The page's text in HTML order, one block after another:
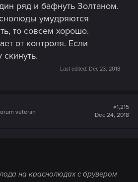
ряд и бафнуть Золтаном.
умудряются
то совсем хорошо.
от контроля. Если
скинуть.
Last edited: Dec 23, 2018
veteran
#1,215
Dec 24, 2018
на краснолюдах с брувером